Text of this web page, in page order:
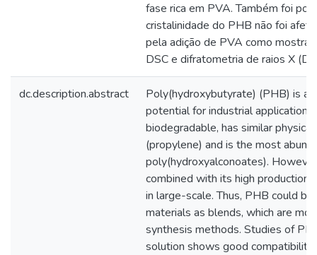
fase rica em PVA. Também foi
cristalinidade do PHB não foi
pela adição de PVA como
DSC e difratometria de raios X
dc.description.abstract
Poly(hydroxybutyrate) (PHB) is a
potential for industrial
biodegradable, has similar
(propylene) and is the most
poly(hydroxyalconoates).
combined with its high production
in large-scale. Thus, PHB could
materials as blends, which are
synthesis methods. Studies of
solution shows good